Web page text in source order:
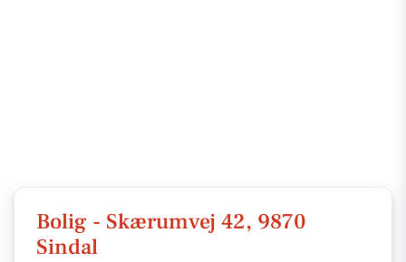
Bolig - Skærumvej 42, 9870
Sindal